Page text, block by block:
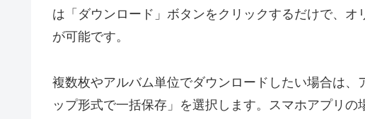
は「ダウンロード」ボタンをクリックするだけで、
が可能です。
複数枚やアルバム単位でダウンロードしたい場合は
ップ形式で一括保存」を選択します。スマホアプリ